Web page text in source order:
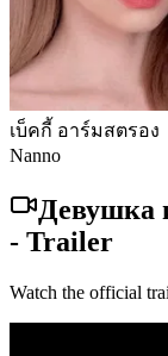
เบ็คกี้ อาร์มสตรอง
Nanno
Девушка
- Trailer
Watch the official